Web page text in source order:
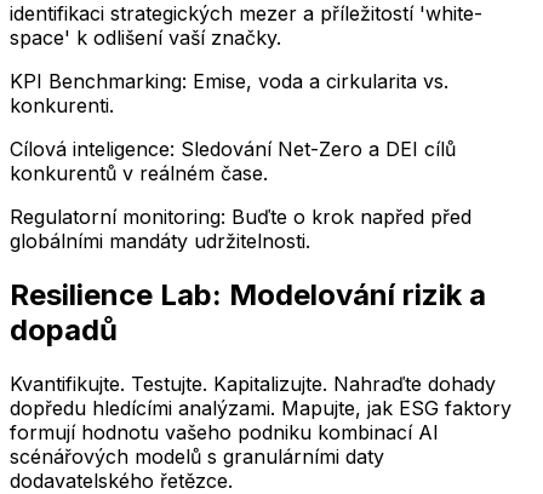
identifikaci strategických mezer a příležitostí 'white-
space' k odlišení vaší značky.
KPI Benchmarking: Emise, voda a cirkularita vs.
konkurenti.
Cílová inteligence: Sledování Net-Zero a DEI cílů
konkurentů v reálném čase.
Regulatorní monitoring: Buďte o krok napřed před
globálními mandáty udržitelnosti.
Resilience Lab: Modelování rizik a
dopadů
Kvantifikujte. Testujte. Kapitalizujte. Nahraďte dohady
dopředu hledícími analýzami. Mapujte, jak ESG faktory
formují hodnotu vašeho podniku kombinací AI
scénářových modelů s granulárními daty
dodavatelského řetězce.